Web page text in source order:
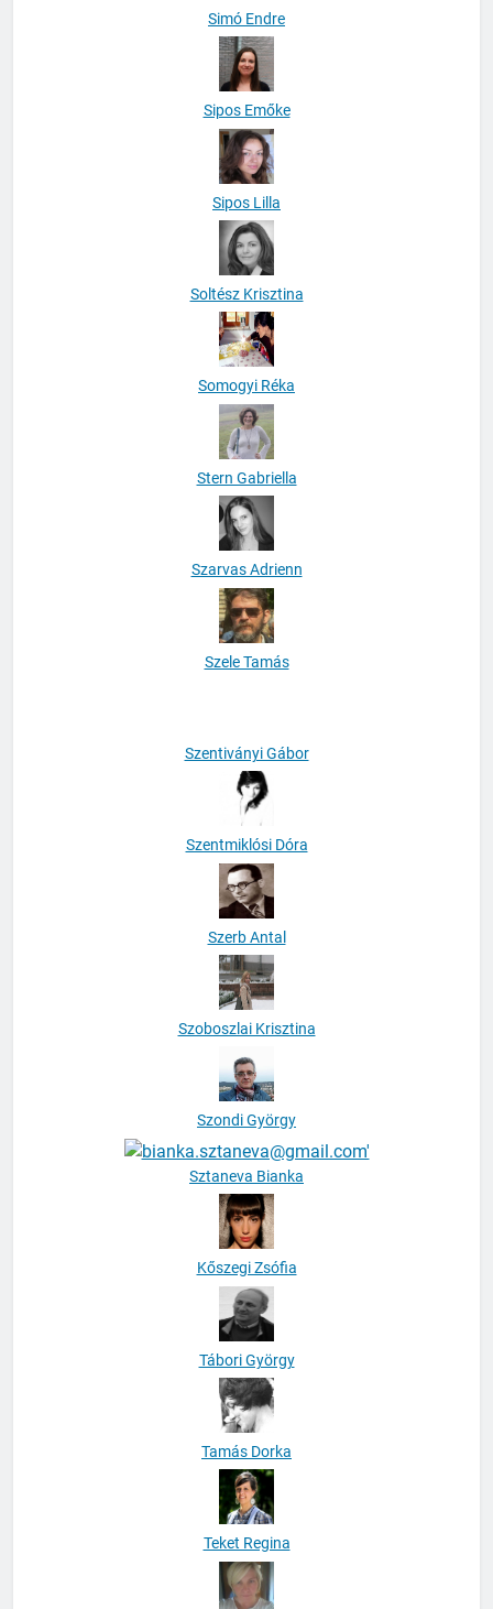
Simó Endre
Sipos Emőke
Sipos Lilla
Soltész Krisztina
Somogyi Réka
Stern Gabriella
Szarvas Adrienn
Szele Tamás
Szentmiklósi Dóra
Szerb Antal
Szoboszlai Krisztina
Szondi György
Kőszegi Zsófia
Tábori György
Tamás Dorka
Teket Regina
Thiele-Csekei Enikő